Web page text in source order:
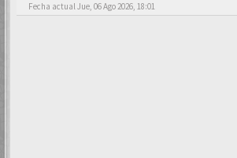
Fecha actual Jue, 06 Ago 2026, 18:01